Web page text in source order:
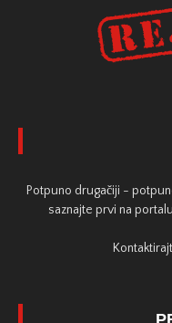
Potpuno drugačiji -
saznajte prvi na